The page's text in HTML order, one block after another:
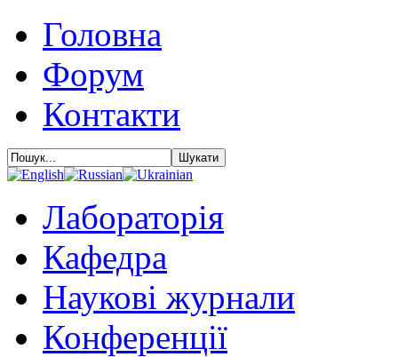
Головна
Форум
Контакти
Лабораторія
Кафедра
Наукові журнали
Конференції